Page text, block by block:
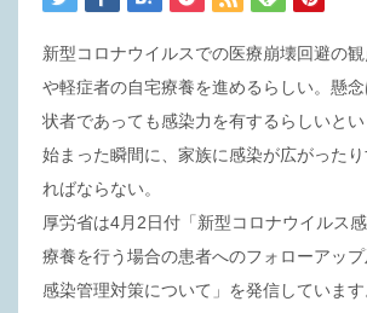
新型コロナウイルスでの医療崩壊回避の
や軽症者の自宅療養を進めるらしい。懸
状者であっても感染力を有するらしいと
始まった瞬間に、家族に感染が広がった
ればならない。
厚労省は4月2日付「新型コロナウイルス
療養を行う場合の患者へのフォローアッ
感染管理対策について」を発信していま